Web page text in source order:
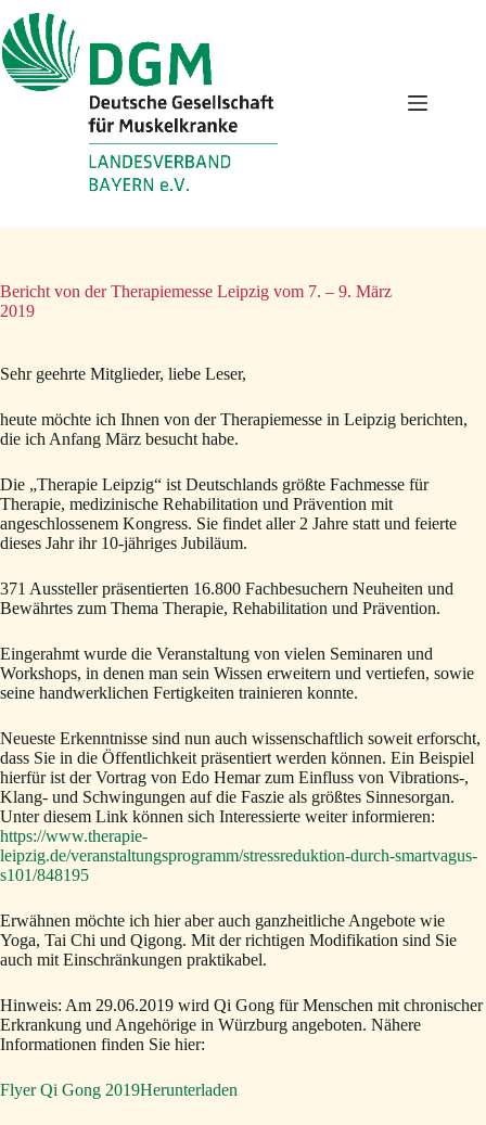
Inhalt
springen
Bericht von der Therapiemesse Leipzig vom 7. – 9. März
2019
Sehr geehrte Mitglieder, liebe Leser,
heute möchte ich Ihnen von der Therapiemesse in Leipzig berichten,
die ich Anfang März besucht habe.
Die „Therapie Leipzig“ ist Deutschlands größte Fachmesse für
Therapie, medizinische Rehabilitation und Prävention mit
angeschlossenem Kongress. Sie findet aller 2 Jahre statt und feierte
dieses Jahr ihr 10-jähriges Jubiläum.
371 Aussteller präsentierten 16.800 Fachbesuchern Neuheiten und
Bewährtes zum Thema Therapie, Rehabilitation und Prävention.
Eingerahmt wurde die Veranstaltung von vielen Seminaren und
Workshops, in denen man sein Wissen erweitern und vertiefen, sowie
seine handwerklichen Fertigkeiten trainieren konnte.
Neueste Erkenntnisse sind nun auch wissenschaftlich soweit erforscht,
dass Sie in die Öffentlichkeit präsentiert werden können. Ein Beispiel
hierfür ist der Vortrag von Edo Hemar zum Einfluss von Vibrations-,
Klang- und Schwingungen auf die Faszie als größtes Sinnesorgan.
Unter diesem Link können sich Interessierte weiter informieren:
https://www.therapie-
leipzig.de/veranstaltungsprogramm/stressreduktion-durch-smartvagus-
s101/848195
Erwähnen möchte ich hier aber auch ganzheitliche Angebote wie
Yoga, Tai Chi und Qigong. Mit der richtigen Modifikation sind Sie
auch mit Einschränkungen praktikabel.
Hinweis: Am 29.06.2019 wird Qi Gong für Menschen mit chronischer
Erkrankung und Angehörige in Würzburg angeboten. Nähere
Informationen finden Sie hier:
Flyer Qi Gong 2019Herunterladen